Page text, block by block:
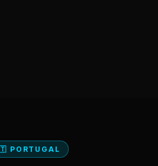
PORTUGAL